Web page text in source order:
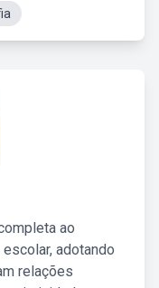
ao
adotando
relações